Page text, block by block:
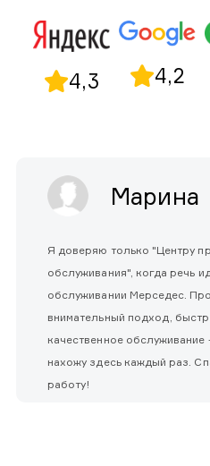
4,3 4,2
Марина
Я доверяю только "Центру
обслуживания", когда речь
обслуживании Мерседес.
внимательный подход,
качественное обслуживание
нахожу здесь каждый раз.
работу!